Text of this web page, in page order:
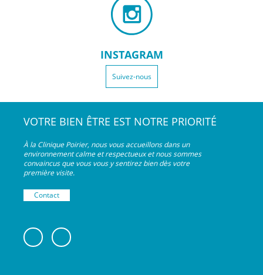
INSTAGRAM
Suivez-nous
VOTRE BIEN ÊTRE EST NOTRE PRIORITÉ
À la Clinique Poirier, nous vous accueillons dans un
environnement calme et respectueux et nous sommes
convaincus que vous vous y sentirez bien dès votre
première visite.
Contact